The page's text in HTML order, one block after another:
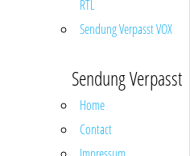
RTL
Sendung Verpasst VOX
Sendung Verpasst
Home
Contact